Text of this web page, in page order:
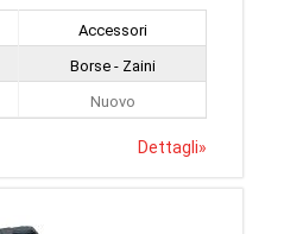
Accessori
Borse - Zaini
Nuovo
Dettagli»